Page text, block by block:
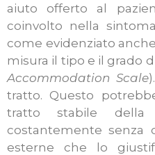
aiuto offerto al
coinvolto nella
come evidenziato
misura il tipo e il grado
Accommodation Scale
tratto. Questo
tratto stabile della
costantemente senza
esterne che lo